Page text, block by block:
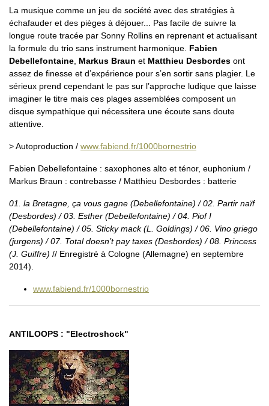
La musique comme un jeu de société avec des stratégies à
échafauder et des pièges à déjouer... Pas facile de suivre la
longue route tracée par Sonny Rollins en reprenant et actualisant
la formule du trio sans instrument harmonique. Fabien
Debellefontaine, Markus Braun et Matthieu Desbordes ont
assez de finesse et d’expérience pour s’en sortir sans plagier. Le
sérieux prend cependant le pas sur l’approche ludique que laisse
imaginer le titre mais ces plages assemblées composent un
disque sympathique qui nécessitera une écoute sans doute
attentive.
> Autoproduction / www.fabiend.fr/1000bornestrio
Fabien Debellefontaine : saxophones alto et ténor, euphonium /
Markus Braun : contrebasse / Matthieu Desbordes : batterie
01. la Bretagne, ça vous gagne (Debellefontaine) / 02. Partir naïf
(Desbordes) / 03. Esther (Debellefontaine) / 04. Piof !
(Debellefontaine) / 05. Sticky mack (L. Goldings) / 06. Vino griego
(jurgens) / 07. Total doesn’t pay taxes (Desbordes) / 08. Princess
(J. Guiffre) // Enregistré à Cologne (Allemagne) en septembre
2014).
www.fabiend.fr/1000bornestrio
ANTILOOPS : "Electroshock"